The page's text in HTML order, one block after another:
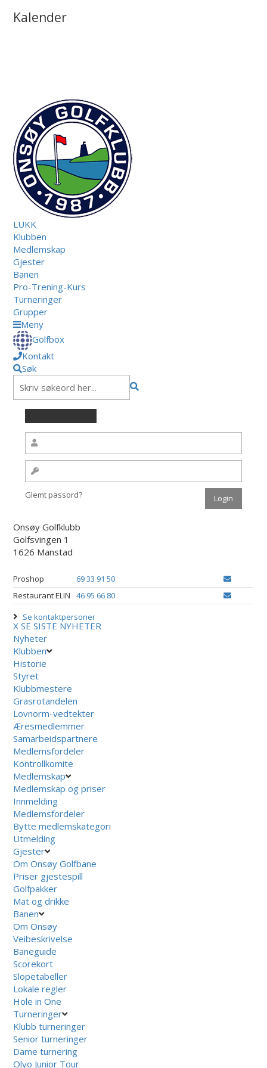
Kalender
LUKK
Klubben
Medlemskap
Gjester
Banen
Pro-Trening-Kurs
Turneringer
Grupper
Meny
Golfbox
Kontakt
Søk
Glemt passord?
Onsøy Golfklubb
Golfsvingen 1
1626 Manstad
Proshop
69 33 91 50
Restaurant ELIN
46 95 66 80
Se kontaktpersoner
X SE SISTE NYHETER
Nyheter
Klubben
Historie
Styret
Klubbmestere
Grasrotandelen
Lovnorm-vedtekter
Æresmedlemmer
Samarbeidspartnere
Medlemsfordeler
Kontrollkomite
Medlemskap
Medlemskap og priser
Innmelding
Medlemsfordeler
Bytte medlemskategori
Utmelding
Gjester
Om Onsøy Golfbane
Priser gjestespill
Golfpakker
Mat og drikke
Banen
Om Onsøy
Veibeskrivelse
Baneguide
Scorekort
Slopetabeller
Lokale regler
Hole in One
Turneringer
Klubb turneringer
Senior turneringer
Dame turnering
Olyo Junior Tour